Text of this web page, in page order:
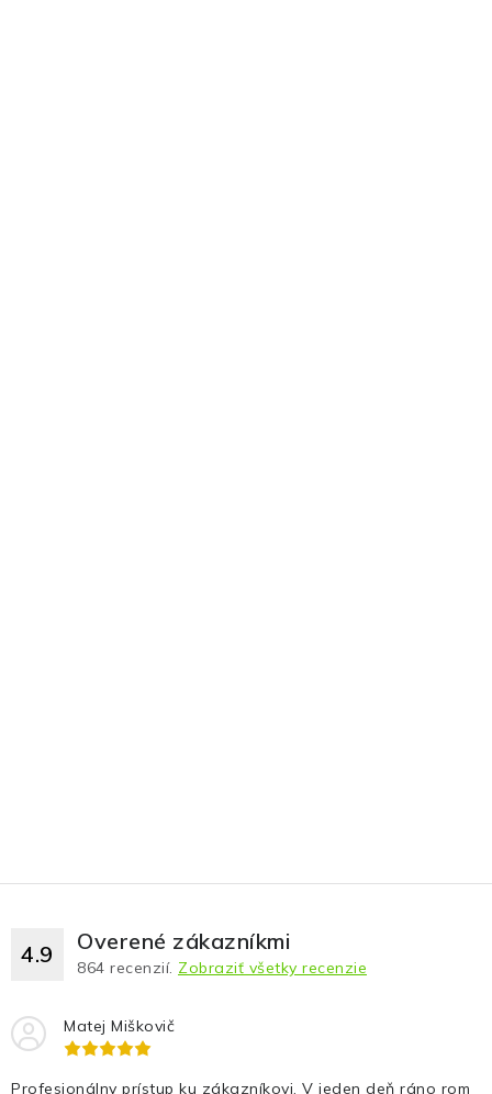
4.9 Overené zákazníkmi
864 recenzií. Zobraziť všetky recenzie
Matej Miškovič
Profesionálny prístup ku zákazníkovi. V jeden deň ráno rom